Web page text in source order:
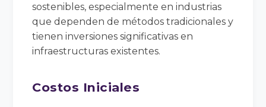
sostenibles, especialmente en industrias
que dependen de métodos tradicionales y
tienen inversiones significativas en
infraestructuras existentes.
Costos Iniciales